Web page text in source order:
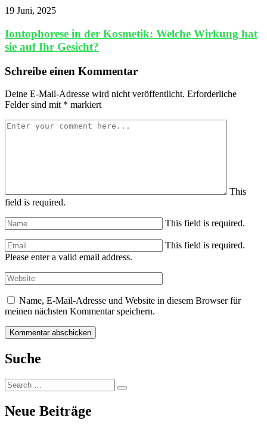
19 Juni, 2025
Iontophorese in der Kosmetik: Welche Wirkung hat
sie auf Ihr Gesicht?
Schreibe einen Kommentar
Deine E-Mail-Adresse wird nicht veröffentlicht. Erforderliche
Felder sind mit * markiert
This
field is required.
This field is required.
This field is required.
Please enter a valid email address.
Name, E-Mail-Adresse und Website in diesem Browser für
meinen nächsten Kommentar speichern.
Suche
Search
for:
Search
Neue Beiträge